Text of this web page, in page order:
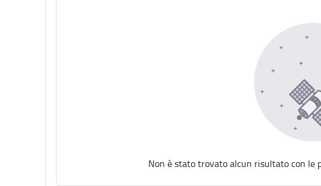
Non è stato trovato alcun risultato con le